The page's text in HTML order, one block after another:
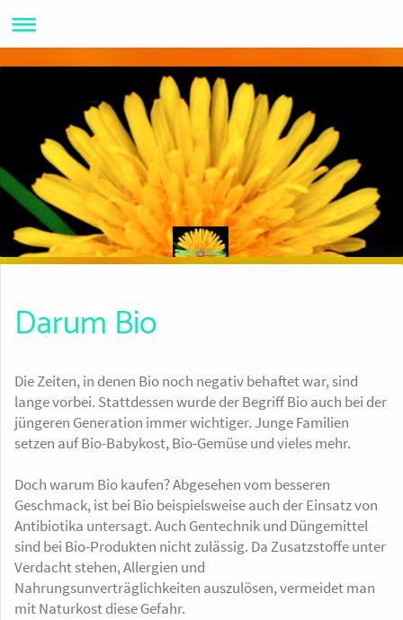
MAKROBIOShop
Darum Bio
Die Zeiten, in denen Bio noch negativ behaftet war, sind
lange vorbei. Stattdessen wurde der Begriff Bio auch bei der
jüngeren Generation immer wichtiger. Junge Familien
setzen auf Bio-Babykost, Bio-Gemüse und vieles mehr.
Doch warum Bio kaufen? Abgesehen vom besseren
Geschmack, ist bei Bio beispielsweise auch der Einsatz von
Antibiotika untersagt. Auch Gentechnik und Düngemittel
sind bei Bio-Produkten nicht zulässig. Da Zusatzstoffe unter
Verdacht stehen, Allergien und
Nahrungsunverträglichkeiten auszulösen, vermeidet man
mit Naturkost diese Gefahr.